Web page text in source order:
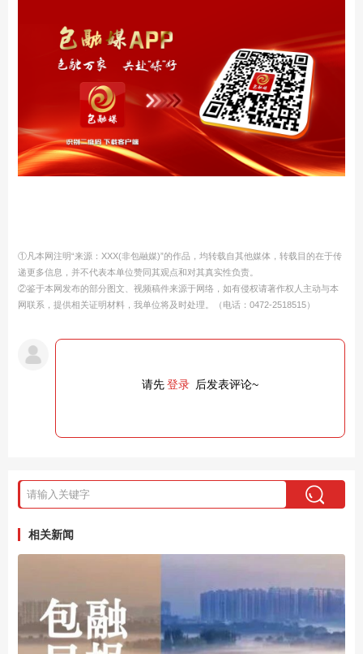
①凡本网注明“来源：XXX(非包融媒)”的作品，均转载自其他媒体，转载目的在于传
递更多信息，并不代表本单位赞同其观点和对其真实性负责。
②鉴于本网发布的部分图文、视频稿件来源于网络，如有侵权请著作权人主动与本
网联系，提供相关证明材料，我单位将及时处理。（电话：0472-2518515）
请先登录 后发表评论~
相关新闻